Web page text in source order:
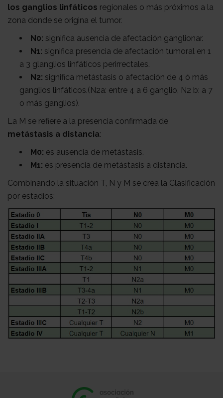
los ganglios linfáticos regionales o más próximos a la
zona donde se origina el tumor.
N0: significa ausencia de afectación ganglionar.
N1: significa presencia de afectación tumoral en 1
a 3 glanglios linfáticos perirrectales.
N2: significa metástasis o afectación de 4 ó más
ganglios linfáticos.(N2a: entre 4 a 6 ganglio, N2 b: a 7
o más ganglios).
La M se refiere a la presencia confirmada de
metástasis a distancia:
M0: es ausencia de metástasis.
M1: es presencia de metástasis a distancia.
Combinando la situación T, N y M se crea la Clasificación
por estadios: